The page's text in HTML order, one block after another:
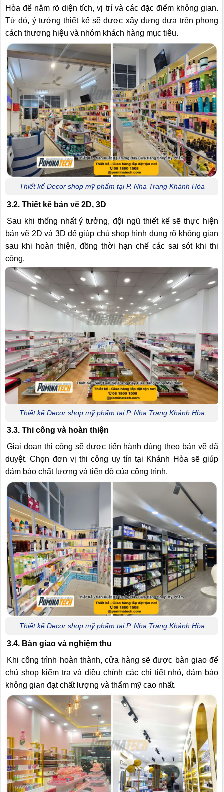
Hòa để nắm rõ diện tích, vị trí và các đặc điểm không gian.
Từ đó, ý tưởng thiết kế sẽ được xây dựng dựa trên phong
cách thương hiệu và nhóm khách hàng mục tiêu.
Thiết kế Decor shop mỹ phẩm tại P. Nha Trang Khánh Hòa
3.2. Thiết kế bản vẽ 2D, 3D
Sau khi thống nhất ý tưởng, đội ngũ thiết kế sẽ thực hiện
bản vẽ 2D và 3D để giúp chủ shop hình dung rõ không gian
sau khi hoàn thiện, đồng thời hạn chế các sai sót khi thi
công.
Thiết kế Decor shop mỹ phẩm tại P. Nha Trang Khánh Hòa
3.3. Thi công và hoàn thiện
Giai đoạn thi công sẽ được tiến hành đúng theo bản vẽ đã
duyệt. Chọn đơn vị thi công uy tín tại Khánh Hòa sẽ giúp
đảm bảo chất lượng và tiến độ của công trình.
Thiết kế Decor shop mỹ phẩm tại P. Nha Trang Khánh Hòa
3.4. Bàn giao và nghiệm thu
Khi công trình hoàn thành, cửa hàng sẽ được bàn giao để
chủ shop kiểm tra và điều chỉnh các chi tiết nhỏ, đảm bảo
không gian đạt chất lượng và thẩm mỹ cao nhất.